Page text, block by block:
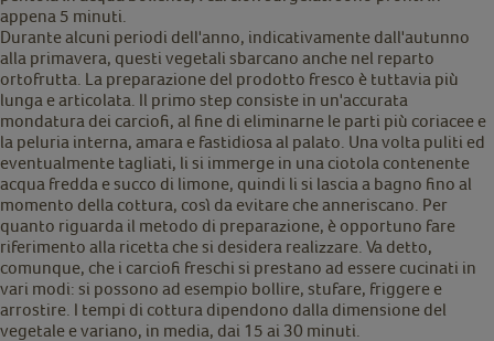
appena 5 minuti.
Durante alcuni periodi dell'anno, indicativamente dall'autunno
alla primavera, questi vegetali sbarcano anche nel reparto
ortofrutta. La preparazione del prodotto fresco è tuttavia più
lunga e articolata. Il primo step consiste in un'accurata
mondatura dei carciofi, al fine di eliminarne le parti più coriacee e
la peluria interna, amara e fastidiosa al palato. Una volta puliti ed
eventualmente tagliati, li si immerge in una ciotola contenente
acqua fredda e succo di limone, quindi li si lascia a bagno fino al
momento della cottura, così da evitare che anneriscano. Per
quanto riguarda il metodo di preparazione, è opportuno fare
riferimento alla ricetta che si desidera realizzare. Va detto,
comunque, che i carciofi freschi si prestano ad essere cucinati in
vari modi: si possono ad esempio bollire, stufare, friggere e
arrostire. I tempi di cottura dipendono dalla dimensione del
vegetale e variano, in media, dai 15 ai 30 minuti.